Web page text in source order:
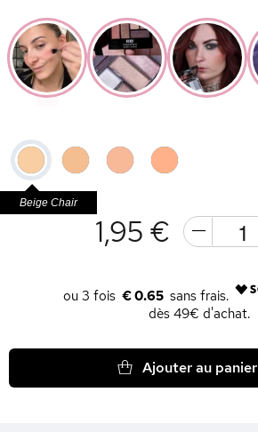
1,95 €
€ 0.65
dès 49€ d'achat.
Ajouter au panier
Beige Chair